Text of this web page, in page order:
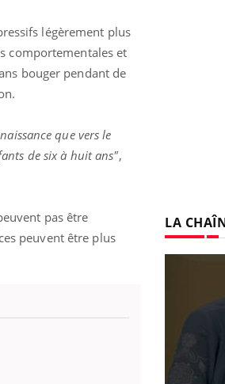
légèrement plus
comportementales et
bouger pendant de
que vers le
de six à huit ans",
pas être
peuvent être plus
LA